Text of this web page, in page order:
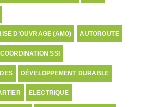
D’OUVRAGE (AMO) AUTOROUTE
COORDINATION SSI
DÉVELOPPEMENT DURABLE
ELECTRIQUE